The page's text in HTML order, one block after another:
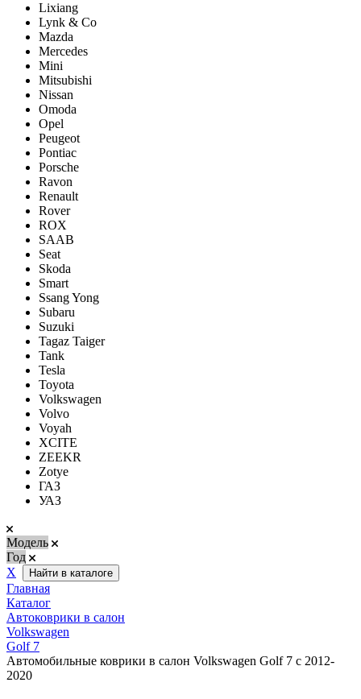
Lixiang
Lynk & Co
Mazda
Mercedes
Mini
Mitsubishi
Nissan
Omoda
Opel
Peugeot
Pontiac
Porsсhe
Ravon
Renault
Rover
ROX
SAAB
Seat
Skoda
Smart
Ssang Yong
Subaru
Suzuki
Tagaz Taiger
Tank
Tesla
Toyota
Volkswagen
Volvo
Voyah
XCITE
ZEEKR
Zotye
ГАЗ
УАЗ
Модель
Год
Х
Найти в каталоге
Главная
Каталог
Автоковрики в салон
Volkswagen
Golf 7
Автомобильные коврики в салон Volkswagen Golf 7 c 2012-
2020